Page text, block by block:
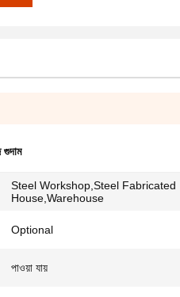
গুদাম
Steel Workshop,Steel Fabricated
House,Warehouse
Optional
পাওয়া যায়